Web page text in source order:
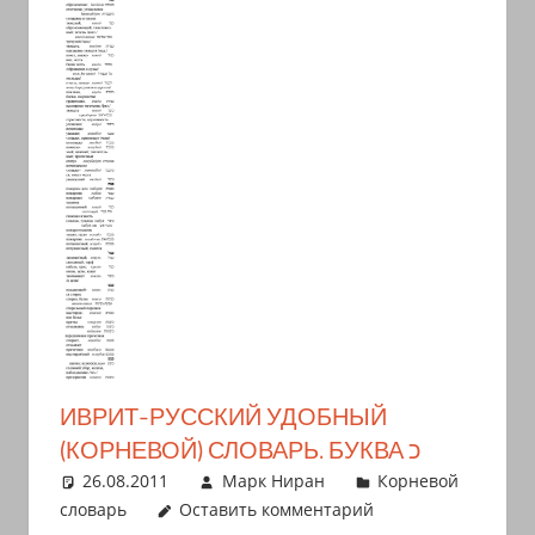
иврите
арамейском.
Поговорки
пословицы
транскрипцией
арабском,
иврите
Кулинарные
рецепты
новости
ИВРИТ-РУССКИЙ УДОБНЫЙ
(КОРНЕВОЙ) СЛОВАРЬ. БУКВА כ
26.08.2011 Марк Ниран
Корневой
словарь
Оставить комментарий